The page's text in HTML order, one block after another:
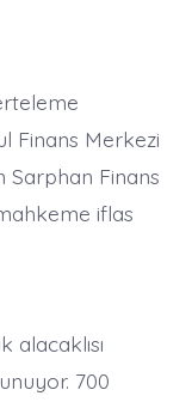
Finans Merkezi
Sarphan Finans
iflas
700